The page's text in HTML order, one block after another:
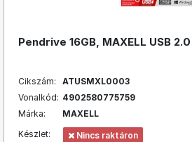
Pendrive 16GB, MAXELL USB 2.0
Cikszám:
ATUSMXL0003
Vonalkód: 4902580775759
Márka:
MAXELL
Készlet:
Nincs raktáron